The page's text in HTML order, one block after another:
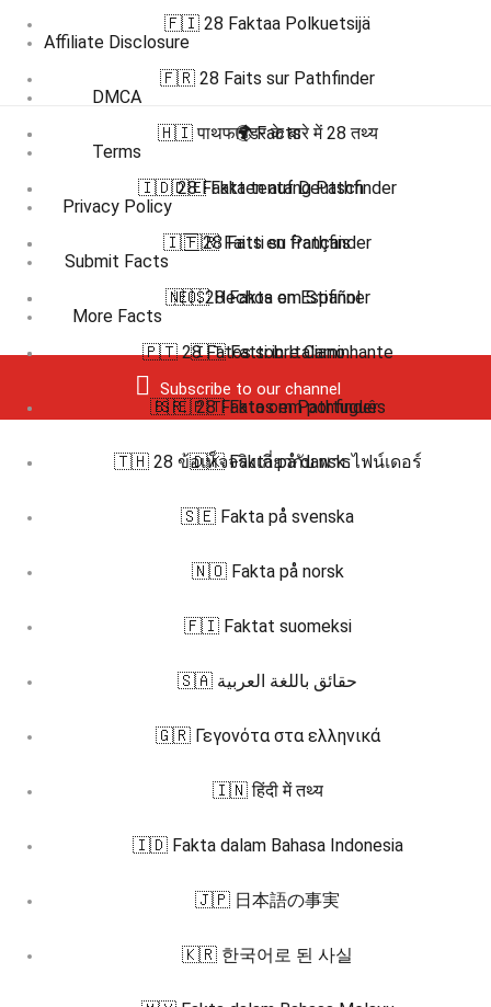
Affiliate Disclosure
DMCA
Terms
Privacy Policy
Submit Facts
More Facts
Subscribe to our channel
🇫🇮 28 Faktaa Polkuetsijä
🇫🇷 28 Faits sur Pathfinder
🇭🇮 पाथफाइंडर के बारे में 28 तथ्य
🇮🇩 28 Fakta tentang Pathfinder
🇮🇹 28 Fatti su Pathfinder
🇳🇴 28 Fakta om Stifinner
🇵🇹 28 Fatos sobre Caminhante
🇸🇪 28 Fakta om Pathfinder
🇹🇭 28 ข้อเท็จจริงเกี่ยวกับ พาธไฟน์เดอร์
🌍 Facts
🇩🇪 Fakten auf Deutsch
🇫🇷 Faits en français
🇪🇸 Hechos en Español
🇮🇹 Fatti in Italiano
🇧🇷 🇵🇹 Fatos em português
🇩🇰 Fakta på dansk
🇸🇪 Fakta på svenska
🇳🇴 Fakta på norsk
🇫🇮 Faktat suomeksi
🇸🇦 حقائق باللغة العربية
🇬🇷 Γεγονότα στα ελληνικά
🇮🇳 हिंदी में तथ्य
🇮🇩 Fakta dalam Bahasa Indonesia
🇯🇵 日本語の事実
🇰🇷 한국어로 된 사실